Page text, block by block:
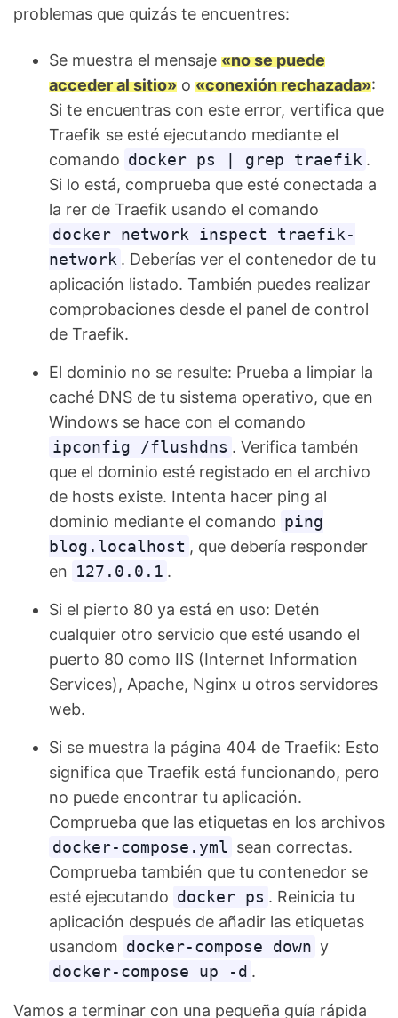
problemas que quizás te encuentres:
Se muestra el mensaje «no se puede
acceder al sitio» o «conexión rechazada»:
Si te encuentras con este error, vertifica que
Traefik se esté ejecutando mediante el
comando docker ps | grep traefik .
Si lo está, comprueba que esté conectada a
la rer de Traefik usando el comando
docker network inspect traefik-
network . Deberías ver el contenedor de tu
aplicación listado. También puedes realizar
comprobaciones desde el panel de control
de Traefik.
El dominio no se resulte: Prueba a limpiar la
caché DNS de tu sistema operativo, que en
Windows se hace con el comando
ipconfig /flushdns . Verifica tambén
que el dominio esté registado en el archivo
de hosts existe. Intenta hacer ping al
dominio mediante el comando ping
blog.localhost , que debería responder
en 127.0.0.1 .
Si el pierto 80 ya está en uso: Detén
cualquier otro servicio que esté usando el
puerto 80 como IIS (Internet Information
Services), Apache, Nginx u otros servidores
web.
Si se muestra la página 404 de Traefik: Esto
significa que Traefik está funcionando, pero
no puede encontrar tu aplicación.
Comprueba que las etiquetas en los archivos
docker-compose.yml sean correctas.
Comprueba también que tu contenedor se
esté ejecutando docker ps . Reinicia tu
aplicación después de añadir las etiquetas
usandom docker-compose down y
docker-compose up -d .
Vamos a terminar con una pequeña guía rápida